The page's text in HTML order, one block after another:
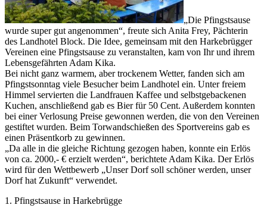
„Die Pfingstsause
wurde super gut angenommen“, freute sich Anita Frey, Pächterin
des Landhotel Block. Die Idee, gemeinsam mit den Harkebrügger
Vereinen eine Pfingstsause zu veranstalten, kam von Ihr und ihrem
Lebensgefährten Adam Kika.
Bei nicht ganz warmem, aber trockenem Wetter, fanden sich am
Pfingstsonntag viele Besucher beim Landhotel ein. Unter freiem
Himmel servierten die Landfrauen Kaffee und selbstgebackenen
Kuchen, anschließend gab es Bier für 50 Cent. Außerdem konnten
bei einer Verlosung Preise gewonnen werden, die von den Vereinen
gestiftet wurden. Beim Torwandschießen des Sportvereins gab es
einen Präsentkorb zu gewinnen.
„Da alle in die gleiche Richtung gezogen haben, konnte ein Erlös
von ca. 2000,- € erzielt werden“, berichtete Adam Kika. Der Erlös
wird für den Wettbewerb „Unser Dorf soll schöner werden, unser
Dorf hat Zukunft“ verwendet.
1. Pfingstsause in Harkebrügge